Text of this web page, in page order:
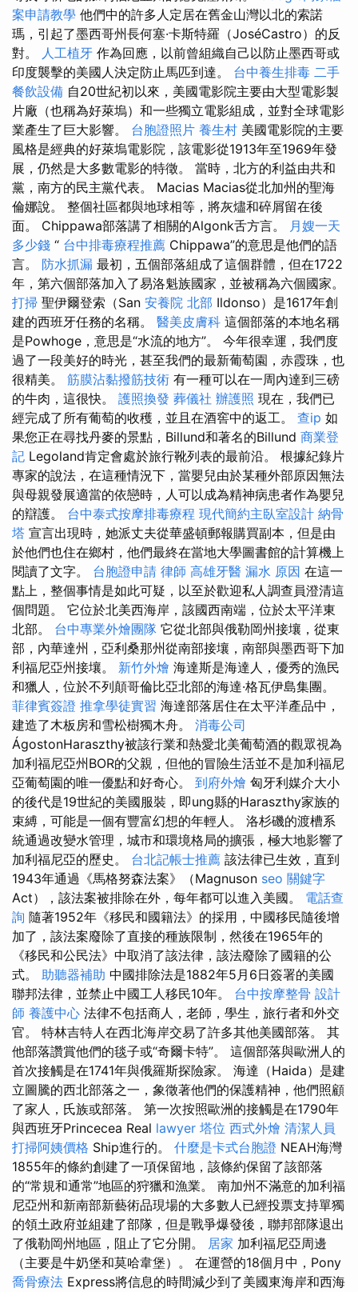
案申請教學 他們中的許多人定居在舊金山灣以北的索諾
瑪，引起了墨西哥州長何塞·卡斯特羅（JoséCastro）的反
對。 人工植牙 作為回應，以前曾組織自己以防止墨西哥或
印度襲擊的美國人決定防止馬匹到達。 台中養生排毒 二手
餐飲設備 自20世紀初以來，美國電影院主要由大型電影製
片廠（也稱為好萊塢）和一些獨立電影組成，並對全球電影
業產生了巨大影響。 台胞證照片 養生村 美國電影院的主要
風格是經典的好萊塢電影院，該電影從1913年至1969年發
展，仍然是大多數電影的特徵。 當時，北方的利益由共和
黨，南方的民主黨代表。 Macias Macias從北加州的聖海
倫娜說。 整個社區都與地球相等，將灰燼和碎屑留在後
面。 Chippawa部落講了相關的Algonk舌方言。 月嫂一天
多少錢 “ 台中排毒療程推薦 Chippawa”的意思是他們的語
言。 防水抓漏 最初，五個部落組成了這個群體，但在1722
年，第六個部落加入了易洛魁族國家，並被稱為六個國家。
打掃 聖伊爾登索（San 安養院 北部 Ildonso）是1617年創
建的西班牙任務的名稱。 醫美皮膚科 這個部落的本地名稱
是Powhoge，意思是“水流的地方”。 今年很幸運，我們度
過了一段美好的時光，甚至我們的最新葡萄園，赤霞珠，也
很精美。 筋膜沾黏撥筋技術 有一種可以在一周內達到三磅
的牛肉，這很快。 護照換發 葬儀社 辦護照 現在，我們已
經完成了所有葡萄的收穫，並且在酒窖中的返工。 查ip 如
果您正在尋找丹麥的景點，Billund和著名的Billund 商業登
記 Legoland肯定會處於旅行靴列表的最前沿。 根據紀錄片
專家的說法，在這種情況下，當嬰兒由於某種外部原因無法
與母親發展適當的依戀時，人可以成為精神病患者作為嬰兒
的辯護。 台中泰式按摩排毒療程 現代簡約主臥室設計 納骨
塔 宣言出現時，她派丈夫從華盛頓郵報購買副本，但是由
於他們也住在鄉村，他們最終在當地大學圖書館的計算機上
閱讀了文字。 台胞證申請 律師 高雄牙醫 漏水 原因 在這一
點上，整個事情是如此可疑，以至於歡迎私人調查員澄清這
個問題。 它位於北美西海岸，該國西南端，位於太平洋東
北部。 台中專業外燴團隊 它從北部與俄勒岡州接壤，從東
部，內華達州，亞利桑那州從南部接壤，南部與墨西哥下加
利福尼亞州接壤。 新竹外燴 海達斯是海達人，優秀的漁民
和獵人，位於不列顛哥倫比亞北部的海達·格瓦伊島集團。
菲律賓簽證 推拿學徒實習 海達部落居住在太平洋產品中，
建造了木板房和雪松樹獨木舟。 消毒公司
ÁgostonHaraszthy被該行業和熱愛北美葡萄酒的觀眾視為
加利福尼亞州BOR的父親，但他的冒險生活並不是加利福尼
亞葡萄園的唯一優點和好奇心。 到府外燴 匈牙利媒介大小
的後代是19世紀的美國服裝，即ung縣的Haraszthy家族的
束縛，可能是一個有豐富幻想的年輕人。 洛杉磯的渡槽系
統通過改變水管理，城市和環境格局的擴張，極大地影響了
加利福尼亞的歷史。 台北記帳士推薦 該法律已生效，直到
1943年通過《馬格努森法案》（Magnuson seo 關鍵字
Act），該法案被排除在外，每年都可以進入美國。 電話查
詢 隨著1952年《移民和國籍法》的採用，中國移民隨後增
加了，該法案廢除了直接的種族限制，然後在1965年的
《移民和公民法》中取消了該法律，該法廢除了國籍的公
式。 助聽器補助 中國排除法是1882年5月6日簽署的美國
聯邦法律，並禁止中國工人移民10年。 台中按摩整骨 設計
師 養護中心 法律不包括商人，老師，學生，旅行者和外交
官。 特林吉特人在西北海岸交易了許多其他美國部落。 其
他部落讚賞他們的毯子或“奇爾卡特”。 這個部落與歐洲人的
首次接觸是在1741年與俄羅斯探險家。 海達（Haida）是建
立圖騰的西北部落之一，象徵著他們的保護精神，他們照顧
了家人，氏族或部落。 第一次按照歐洲的接觸是在1790年
與西班牙Princecea Real lawyer 塔位 西式外燴 清潔人員
打掃阿姨價格 Ship進行的。 什麼是卡式台胞證 NEAH海灣
1855年的條約創建了一項保留地，該條約保留了該部落
的“常規和通常”地區的狩獵和漁業。 南加州不滿意的加利福
尼亞州和新南部新藝術品現場的大多數人已經投票支持單獨
的領土政府並組建了部隊，但是戰爭爆發後，聯邦部隊退出
了俄勒岡州地區，阻止了它分開。 居家 加利福尼亞周邊
（主要是牛奶堡和莫哈韋堡）。 在運營的18個月中，Pony
喬骨療法 Express將信息的時間減少到了美國東海岸和西海